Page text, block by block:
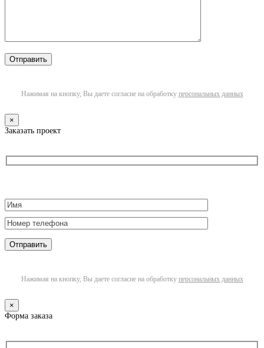
Нажимая на кнопку, Вы даете согласие на обработку персональных данных
×
Заказать проект
Нажимая на кнопку, Вы даете согласие на обработку персональных данных
×
Форма заказа